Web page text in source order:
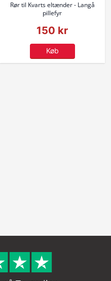
Rør til Kvarts eltænder - Langå
pillefyr
150 kr
Køb